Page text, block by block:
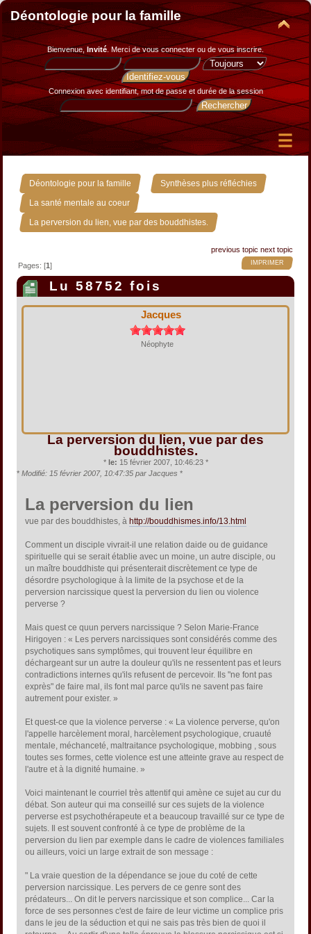
Déontologie pour la famille
Bienvenue, Invité. Merci devous connecter ou de vous inscrire.
Connexion avec identifiant, mot de passe et durée de la session
Déontologie pour la famille » Synthèses plus réfléchies »
La santé mentale au coeur »
La perversion du lien, vue par des bouddhistes.
previous topic next topic
IMPRIMER
Pages: [1]
Lu 58752 fois
Jacques
Néophyte
La perversion du lien, vue par des
bouddhistes.
* le: 15 février 2007, 10:46:23 *
* Modifié: 15 février 2007, 10:47:35 par Jacques *
La perversion du lien
vue par des bouddhistes, à http://bouddhismes.info/13.html
Comment un disciple vivrait-il une relation daide ou de guidance
spirituelle qui se serait établie avec un moine, un autre disciple, ou
un maître bouddhiste qui présenterait discrètement ce type de
désordre psychologique à la limite de la psychose et de la
perversion narcissique quest la perversion du lien ou violence
perverse ?
Mais quest ce quun pervers narcissique ? Selon Marie-France
Hirigoyen : « Les pervers narcissiques sont considérés comme des
psychotiques sans symptômes, qui trouvent leur équilibre en
déchargeant sur un autre la douleur qu'ils ne ressentent pas et leurs
contradictions internes qu'ils refusent de percevoir. Ils "ne font pas
exprès" de faire mal, ils font mal parce qu'ils ne savent pas faire
autrement pour exister. »
Et quest-ce que la violence perverse : « La violence perverse, qu'on
l'appelle harcèlement moral, harcèlement psychologique, cruauté
mentale, méchanceté, maltraitance psychologique, mobbing , sous
toutes ses formes, cette violence est une atteinte grave au respect de
l'autre et à la dignité humaine. »
Voici maintenant le courriel très attentif qui amène ce sujet au cur du
débat. Son auteur qui ma conseillé sur ces sujets de la violence
perverse est psychothérapeute et a beaucoup travaillé sur ce type de
sujets. Il est souvent confronté à ce type de problème de la
perversion du lien par exemple dans le cadre de violences familiales
ou ailleurs, voici un large extrait de son message :
" La vraie question de la dépendance se joue du coté de cette
perversion narcissique. Les pervers de ce genre sont des
prédateurs... On dit le pervers narcissique et son complice... Car la
force de ses personnes c'est de faire de leur victime un complice pris
dans le jeu de la séduction et qui ne sais pas très bien de quoi il